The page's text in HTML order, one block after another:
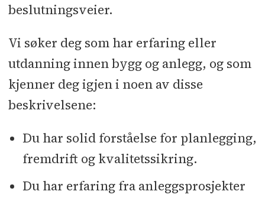
beslutningsveier.
Vi søker deg som har erfaring eller
utdanning innen bygg og anlegg, og som
kjenner deg igjen i noen av disse
beskrivelsene:
Du har solid forståelse for planlegging,
fremdrift og kvalitetssikring.
Du har erfaring fra anleggsprosjekter